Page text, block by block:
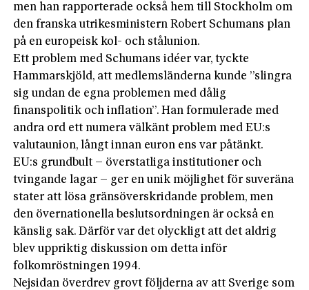
men han rapporterade också hem till Stockholm om
den franska utrikesministern Robert Schumans plan
på en europeisk kol- och stålunion.
Ett problem med Schumans idéer var, tyckte
Hammarskjöld, att medlemsländerna kunde ”slingra
sig undan de egna problemen med dålig
finanspolitik och inflation”. Han formulerade med
andra ord ett numera välkänt problem med EU:s
valutaunion, långt innan euron ens var påtänkt.
EU:s grundbult – överstatliga institutioner och
tvingande lagar – ger en unik möjlighet för suveräna
stater att lösa gränsöverskridande problem, men
den övernationella beslutsordningen är också en
känslig sak. Därför var det olyckligt att det aldrig
blev uppriktig diskussion om detta inför
folkomröstningen 1994.
Nejsidan överdrev grovt följderna av att Sverige som